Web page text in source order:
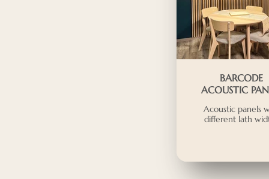
BARCODE
ACOUSTIC
Acoustic panels
different lath